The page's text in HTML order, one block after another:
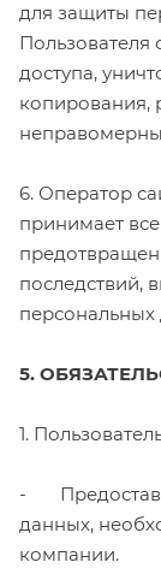
для защиты
Пользователя
доступа,
копирования,
6. Оператор
принимает
последствий,
персональных
5.
1.
-
данных,
компании.